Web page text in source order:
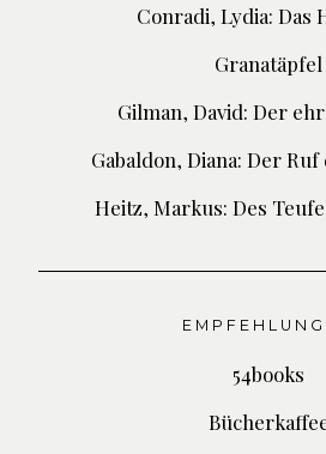
Conradi, Lydia: Das
Granatäpfel
Gilman, David: Der
Gabaldon, Diana: Der
Heitz, Markus: Des
54books